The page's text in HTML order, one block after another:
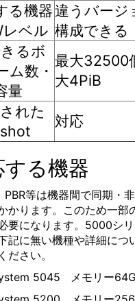
る機器
ベル
違うバージ
構成できる
るボ
ム数・
量
最大32500
大4PiB
れた
対応
する機器
PBR等は機器間で同期・
かります。このため一部
要になります。5000シ
記に無い機種や詳細につ
ださい。
5045 メモリー